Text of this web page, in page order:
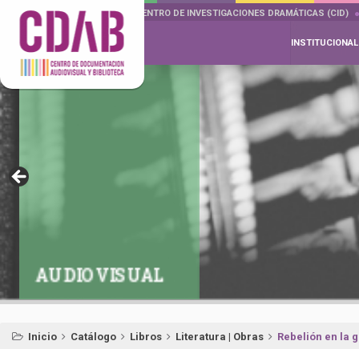
DOCUMENTA DRAMÁTICAS CENTRO DE INVESTIGACIONES DRAMÁTICAS (CID)
INSTITUCIONAL
AUDIOVISUAL
Inicio Catálogo Libros Literatura | Obras Rebelión en la